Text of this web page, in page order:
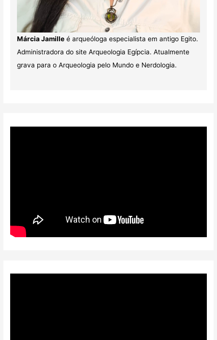
Márcia Jamilleé arqueóloga especialista em antigo Egito.
Administradora do site Arqueologia Egípcia. Atualmente
grava para o Arqueologia pelo Mundo e Nerdologia.